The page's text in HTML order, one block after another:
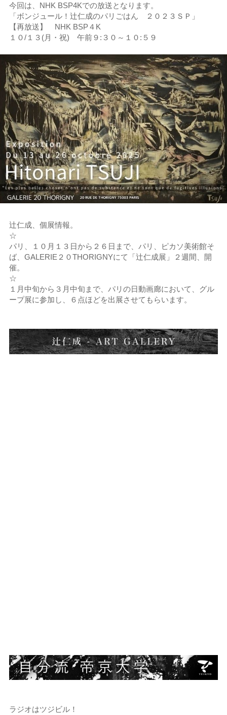
今回は、NHK BSP4Kでの放送となります。
「ボンジュール！辻仁成のパリごはん ２０２３ＳＰ」
【再放送】 NHK BSP４K
１０/１３(月・祝) 午前９:３０～１０:５９
辻仁成、個展情報。
☆
パリ、１０月１３日から２６日まで、パリ、ピカソ美術館そ
ば、GALERIE２０THORIGNYにて「辻仁成展」２週間、開
催。
☆
１月中旬から３月中旬まで、パリの日動画廊において、グル
ープ展に参加し、６点ほどを出展させてもらいます。
ラジオはツジビル！